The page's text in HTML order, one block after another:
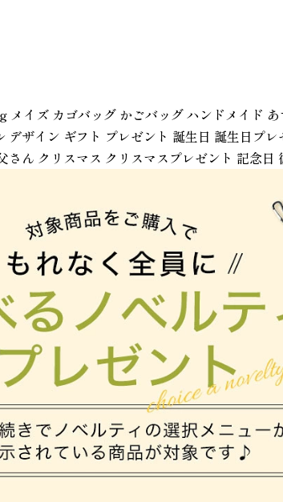
イズ カゴバッグ かごバッグ ハンドメイド あ
デザイン ギフト プレゼント 誕生日 誕生日プ
ん クリスマス クリスマスプレゼント 記念日